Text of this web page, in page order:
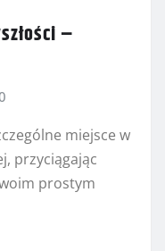
–
miejsce w
przyciągając
prostym